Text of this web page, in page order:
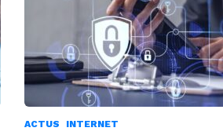
ACTUS INTERNET